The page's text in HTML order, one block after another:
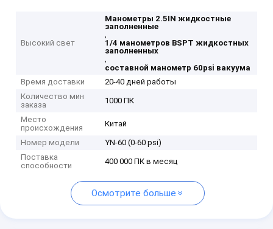
Высокий свет
Манометры 2.5IN жидкостные
заполненные
,
1/4 манометров BSPT жидкостных
заполненных
,
составной манометр 60psi вакуума
Время доставки
20-40 дней работы
Количество мин
заказа
1000 ПК
Место
происхождения
Китай
Номер модели
YN-60 (0-60 psi)
Поставка
способности
400 000 ПК в месяц
Осмотрите больше